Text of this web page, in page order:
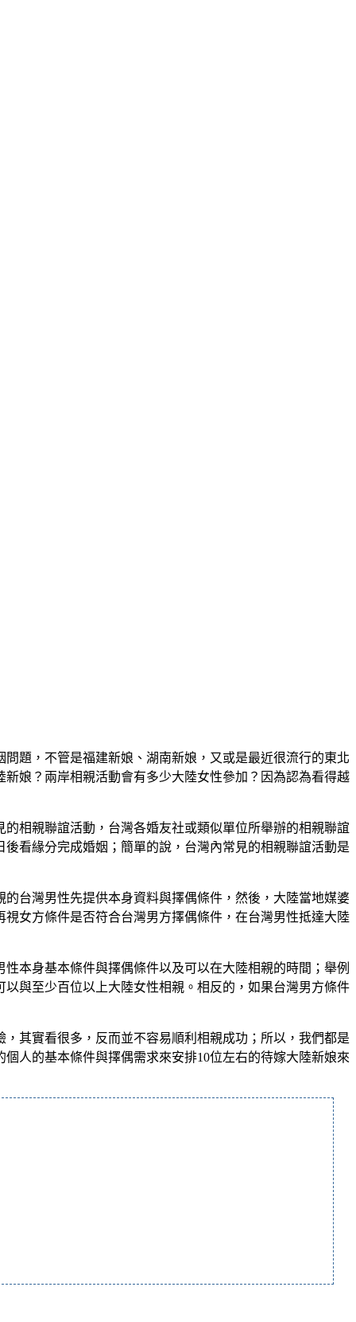
題，不管是福建新娘、湖南新娘，又或是最近很流行的東北
娘？兩岸相親活動會有多少大陸女性參加？因為認為看得越
相親聯誼活動，台灣各婚友社或類似單位所舉辦的相親聯誼
看緣分完成婚姻；簡單的說，台灣內常見的相親聯誼活動是
台灣男性先提供本身資料與擇偶條件，然後，大陸當地媒婆
女方條件是否符合台灣男方擇偶條件，在台灣男性抵達大陸
本身基本條件與擇偶條件以及可以在大陸相親的時間；舉例
與至少百位以上大陸女性相親。相反的，如果台灣男方條件
其實看很多，反而並不容易順利相親成功；所以，我們都是
人的基本條件與擇偶需求來安排10位左右的待嫁大陸新娘來